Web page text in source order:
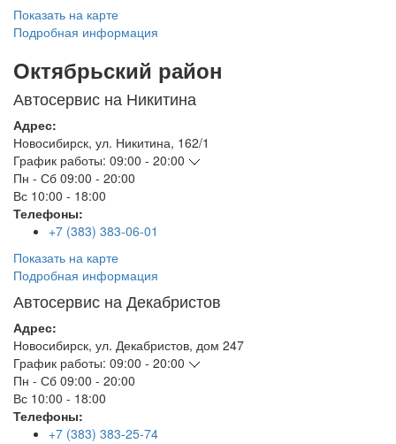
Показать на карте
Подробная информация
Октябрьский район
Автосервис на Никитина
Адрес:
Новосибирск, ул. Никитина, 162/1
График работы: 09:00 - 20:00
Пн - Сб 09:00 - 20:00
Вс 10:00 - 18:00
Телефоны:
+7 (383) 383-06-01
Показать на карте
Подробная информация
Автосервис на Декабристов
Адрес:
Новосибирск, ул. Декабристов, дом 247
График работы: 09:00 - 20:00
Пн - Сб 09:00 - 20:00
Вс 10:00 - 18:00
Телефоны:
+7 (383) 383-25-74